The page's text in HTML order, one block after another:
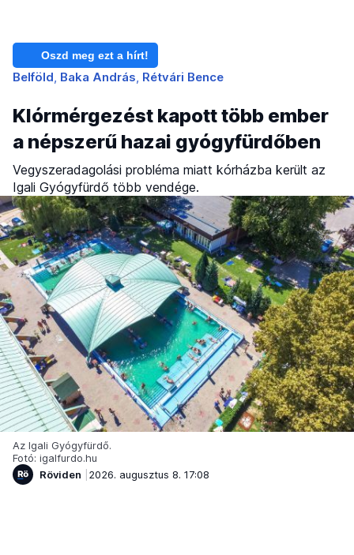
Oszd meg ezt a hírt!
Belföld Baka András Rétvári Bence
Klórmérgezést kapott több ember
a népszerű hazai gyógyfürdőben
Vegyszeradagolási probléma miatt kórházba került az
Igali Gyógyfürdő több vendége.
Az Igali Gyógyfürdő.
Fotó: igalfurdo.hu
Röviden
2026. augusztus 8. 17:08